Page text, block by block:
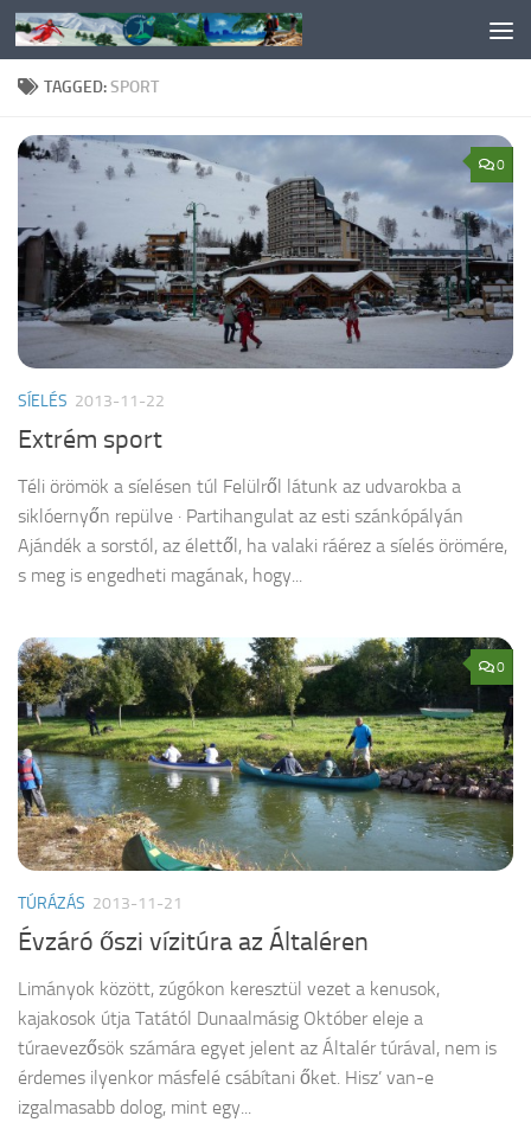
Skip to content
TAGGED:SPORT
0
SÍELÉS 2013-11-22
Extrém sport
Téli örömök a síelésen túl Felülről látunk az udvarokba a
siklóernyőn repülve · Partihangulat az esti szánkópályán
Ajándék a sorstól, az élettől, ha valaki ráérez a síelés örömére,
s meg is engedheti magának, hogy...
0
TÚRÁZÁS 2013-11-21
Évzáró őszi vízitúra az Általéren
Limányok között, zúgókon keresztül vezet a kenusok,
kajakosok útja Tatától Dunaalmásig Október eleje a
túraevezősök számára egyet jelent az Általér túrával, nem is
érdemes ilyenkor másfelé csábítani őket. Hisz’ van-e
izgalmasabb dolog, mint egy...